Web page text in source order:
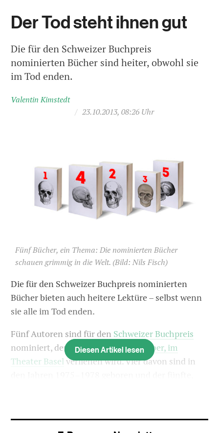
Der Tod steht ihnen gut
Die für den Schweizer Buchpreis
nominierten Bücher sind heiter, obwohl sie
im Tod enden.
Valentin Kimstedt
/ 23.10.2013, 08:26 Uhr
Fünf Bücher, ein Thema: Die nominierten Bücher
schauen grimmig in die Welt. (Bild: Nils Fisch)
Die für den Schweizer Buchpreis nominierten
Bücher bieten auch heitere Lektüre – selbst wenn
sie alle im Tod enden.
Fünf Autoren sind für den Schweizer Buchpreis
nominiert, der
am Sonntag, 27. Oktober, im
Theater Basel verliehen wird. Vier davon sind in
arrivierte Literaten nominiert,dieses Jahr richtet
sich die Aufmerksamkeit auf die Jüngeren im
Diesen Artikel lesen